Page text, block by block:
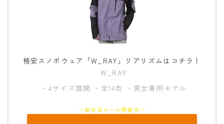
格安スノボウェア「W_RAY」リアリズムはコチラ！
W_RAY
・4サイズ展開 ・全14色 ・男女兼用モデル